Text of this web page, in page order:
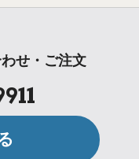
せ・ご注文